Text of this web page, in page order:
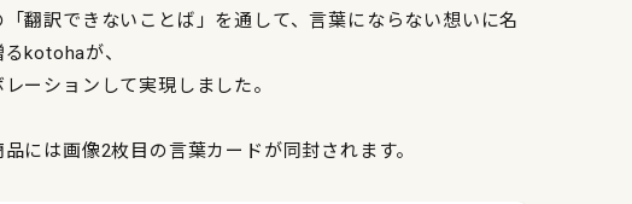
「翻訳できないことば」を通して、言葉にならない想いに名
kotohaが、
レーションして実現しました。
には画像2枚目の言葉カードが同封されます。